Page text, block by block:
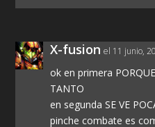
X-fusion el 11 junio,
ok en primera
TANTO
en segunda SE VE
pinche combate es